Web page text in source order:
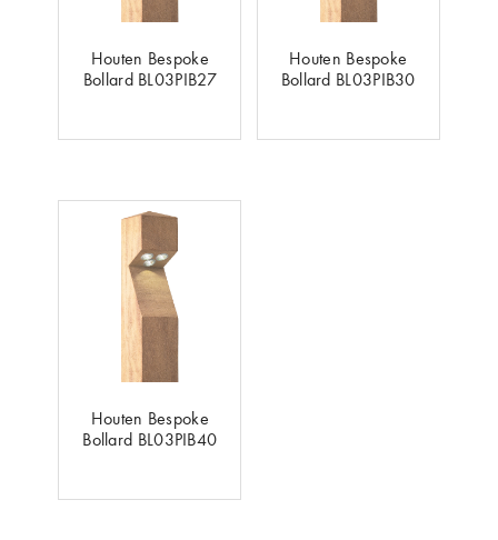
Houten Bespoke
Bollard BL03PIB27
Houten Bespoke
Bollard BL03PIB30
Houten Bespoke
Bollard BL03PIB40